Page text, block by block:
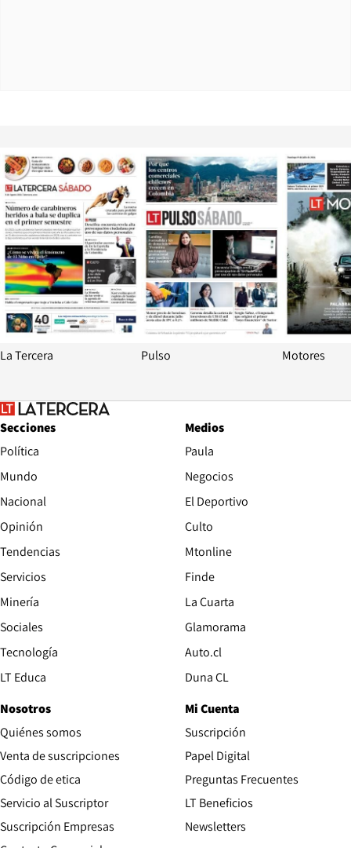
Opens in new window
La Tercera
Opens in
Pulso Motores
Secciones
Política
Mundo
Nacional
Opinión
Tendencias
Servicios
Minería
Sociales
Tecnología
LT Educa
Medios
Paula
Negocios
El Deportivo
Culto
Mtonline
Finde
La Cuarta
Glamorama
Auto.cl
Duna CL
Nosotros
Quiénes somos
Venta de suscripciones
Código de etica Opens in new window
Servicio al Suscriptor
Suscripción Empresas
Mi Cuenta
Suscripción
Papel Digital
Preguntas Frecuentes
LT Beneficios
Newsletters